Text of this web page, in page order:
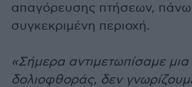
απαγόρευσης πτήσεων,
συγκεκριμένη περιοχή.
«Σήμερα αντιμετωπίσαμε
δολιοφθοράς, δεν